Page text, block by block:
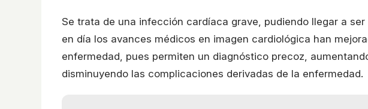
Se trata de una infección cardíaca grave, pudiendo llegar a
en día los avances médicos en imagen cardiológica han
enfermedad, pues permiten un diagnóstico precoz,
disminuyendo las complicaciones derivadas de la enfermedad.